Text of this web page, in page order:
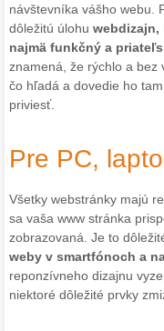
návštevníka vášho webu.
dôležitú úlohu webdizajn,
najmä funkčný a
znamená, že rýchlo a bez
čo hľadá a dovedie ho
priviesť.
Pre PC,
Všetky webstránky majú
sa vaša www stránka
zobrazovaná. Je to
weby v smartfónoch a
reponzívneho dizajnu
niektoré dôležité prvky